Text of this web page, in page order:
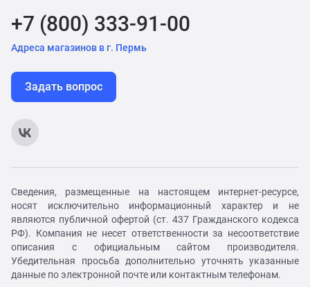
+7 (800) 333-91-00
Адреса магазинов в г. Пермь
Задать вопрос
Сведения, размещенные на настоящем интернет-ресурсе,
носят исключительно информационный характер и не
являются публичной офертой (ст. 437 Гражданского кодекса
РФ). Компания не несет ответственности за несоответствие
описания с официальным сайтом производителя.
Убедительная просьба дополнительно уточнять указанные
данные по электронной почте или контактным телефонам.